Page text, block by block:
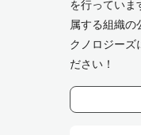
を行っていま
属する組織の
クノロジーズ
ださい！